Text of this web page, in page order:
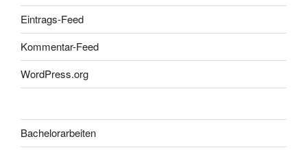
Eintrags-Feed
Kommentar-Feed
WordPress.org
Bachelorarbeiten